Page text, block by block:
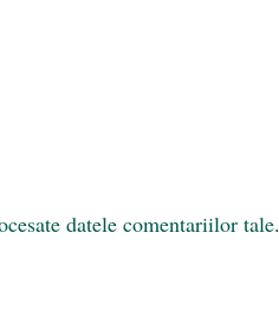
datele comentariilor tale.